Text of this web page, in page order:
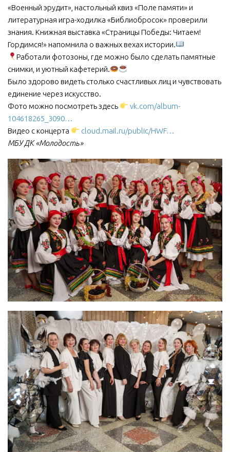
«Военный эрудит», настольный квиз «Поле памяти» и
литературная игра-ходилка «Библиобросок» проверили
знания. Книжная выставка «Страницы Победы: Читаем!
Гордимся!» напомнила о важных вехах истории.
Работали фотозоны, где можно было сделать памятные
снимки, и уютный кафетерий.
Было здорово видеть столько счастливых лиц и чувствовать
единение через искусство.
Фото можно посмотреть здесь
vk.com/album-
104618265_3090…
Видео с концерта
cloud.mail.ru/public/HWF…
МБУ ДК «Молодость»